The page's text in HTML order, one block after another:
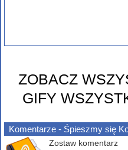
ZOBACZ
GIFY
Komentarze - Śpieszmy się
Zostaw komentarz